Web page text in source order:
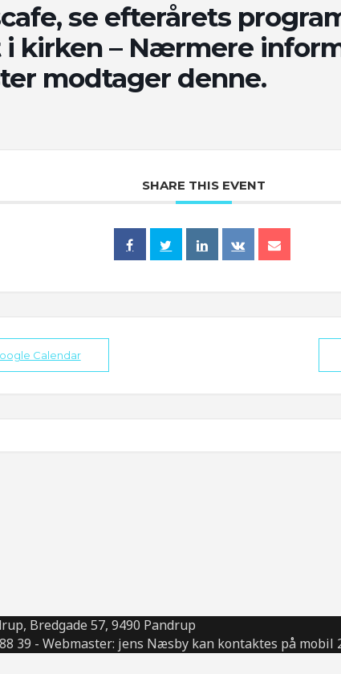
se efterårets
kirken – Nærmere
modtager denne.
SHARE THIS EVENT
Calendar
Bredgade 57, 9490 Pandrup
39 - Webmaster: jens Næsby kan kontaktes på mobil